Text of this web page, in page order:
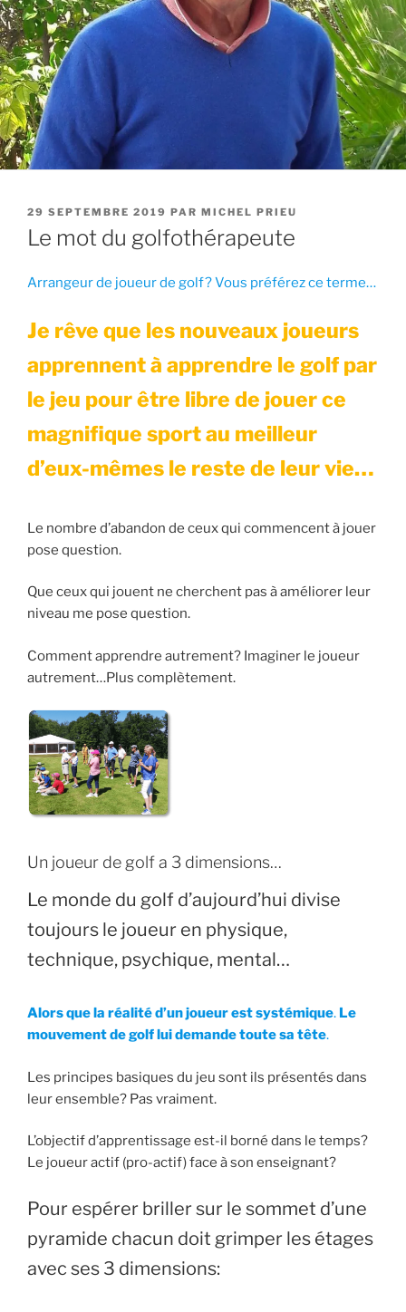
PUBLIÉ
LE
29 SEPTEMBRE 2019 PAR MICHEL PRIEU
Le mot du golfothérapeute
Arrangeur de joueur de golf? Vous préférez ce terme…
Je rêve que les nouveaux joueurs
apprennent à apprendre le golf par
le jeu pour être libre de jouer ce
magnifique sport au meilleur
d’eux-mêmes le reste de leur vie…
Le nombre d’abandon de ceux qui commencent à jouer
pose question.
Que ceux qui jouent ne cherchent pas à améliorer leur
niveau me pose question.
Comment apprendre autrement? Imaginer le joueur
autrement…Plus complètement.
Un joueur de golf a 3 dimensions…
Le monde du golf d’aujourd’hui divise
toujours le joueur en physique,
technique, psychique, mental…
Alors que la réalité d’un joueur est systémique. Le
mouvement de golf lui demande toute sa tête.
Les principes basiques du jeu sont ils présentés dans
leur ensemble? Pas vraiment.
L’objectif d’apprentissage est-il borné dans le temps?
Le joueur actif (pro-actif) face à son enseignant?
Pour espérer briller sur le sommet d’une
pyramide chacun doit grimper les étages
avec ses 3 dimensions: